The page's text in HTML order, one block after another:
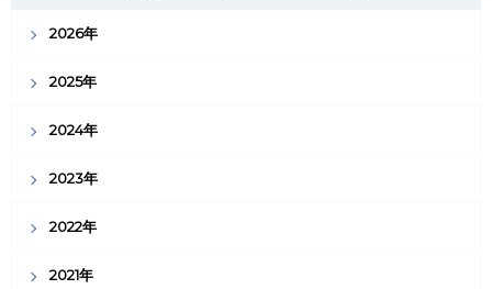
2026年
2025年
2024年
2023年
2022年
2021年